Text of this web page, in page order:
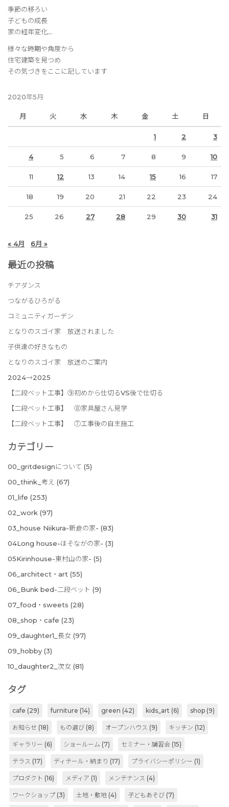
季節の移ろい
子どもの成長
家の経年変化…
様々な時期や角度から
住宅建築を見つめ
その気づきをここに記しています
2020年5月
月 火 水 木 金 土 日
1 2 3
4 5 6 7 8 9 10
11 12 13 14 15 16 17
18 19 20 21 22 23 24
25 26 27 28 29 30 31
« 4月 6月 »
最近の投稿
チアダンス
つながるひろがる
コミュニティガーデン
となりのスゴイ家 放送されました
子供達の好きなもの
となりのスゴイ家 放送のご案内
2024→2025
【二段ベット工事】⑨初めから仕切るVS後で仕切る
【二段ベット工事】 ⑧家具屋さん見学
【二段ベット工事】 ⑦工事後の自主施工
カテゴリー
00_gritdesignについて (5)
00_think_考え (67)
01_life (253)
02_work (97)
03_house Niikura-新倉の家- (83)
04Long house-ほそながの家- (3)
05Kirinhouse-東村山の家- (5)
06_architect・art (55)
06_Bunk bed-二段ベット (9)
07_food・sweets (28)
08_shop・cafe (23)
09_daughter1_長女 (97)
09_hobby (3)
10_daughter2_次女 (81)
タグ
cafe (29) furniture (14) green (42) kids_art (6) shop (9)
お知らせ (18) もの選び (8) オープンハウス (9) キッチン (12)
ギャラリー (6) ショールーム (7) セミナー・講習会 (15)
テラス (17) ディテール・納まり (17) プライバシーポリシー (1)
プロダクト (16) メディア (1) メンテナンス (4)
ワークショップ (3) 土地・敷地 (4) 子どもあそび (7)